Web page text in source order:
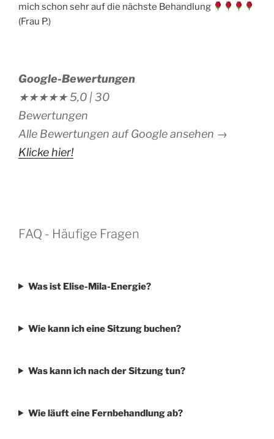
mich schon sehr auf die nächste Behandlung
(Frau P.)
Google-Bewertungen
★★★★★5,0 |30
Bewertungen
Alle Bewertungen auf Google ansehen →
Klicke hier!
FAQ - Häufige Fragen
Was ist Elise-Mila-Energie?
Wie kann ich eine Sitzung buchen?
Was kann ich nach der Sitzung tun?
Wie läuft eine Fernbehandlung ab?